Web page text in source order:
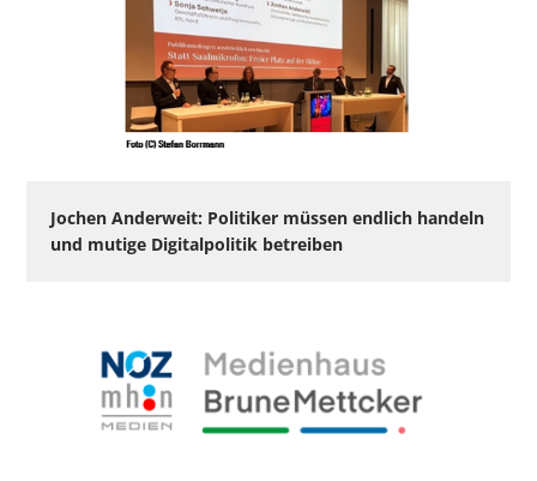
Jochen Anderweit: Politiker müssen endlich handeln
und mutige Digitalpolitik betreiben